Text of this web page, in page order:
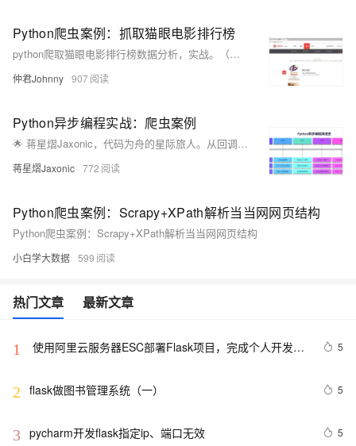
Python爬虫案例：抓取猫眼电影排行榜
python爬取猫眼电影排行榜数据分析，实战。（正则表达式，xpath，beautifulsoup）【2月更文挑战第11天】
仲君Johnny 907
Python异步编程实战：爬虫案例
🌟 蒋星熠Jaxonic，代码为舟的星际旅人。从回调地狱到async/await协程天堂，亲历Python异步编程演进。分享高性能爬虫、数据库异步操作、限流监控等实战经验，助你驾驭并发，在二进制星河中谱写极客诗篇。
蒋星熠Jaxonic 772
Python爬虫案例：Scrapy+XPath解析当当网网页结构
Python爬虫案例：Scrapy+XPath解析当当网网页结构
小白学大数据 599
热门文章 最新文章
1
使用阿里云服务器ESC部署Flask项目，完成个人开发
5
2 flask做图书管理系统（一） 5
3 5